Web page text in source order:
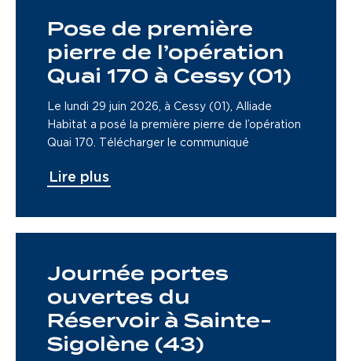
Pose de première
pierre de l’opération
Quai 170 à Cessy (01)
Le lundi 29 juin 2026, à Cessy (01), Alliade
Habitat a posé la première pierre de l’opération
Quai 170. Télécharger le communiqué
Lire plus
Journée portes
ouvertes du
Réservoir à Sainte-
Sigolène (43)